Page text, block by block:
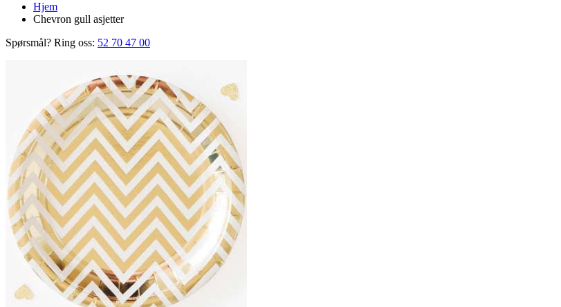
Hjem
Chevron gull asjetter
Spørsmål? Ring oss: 52 70 47 00